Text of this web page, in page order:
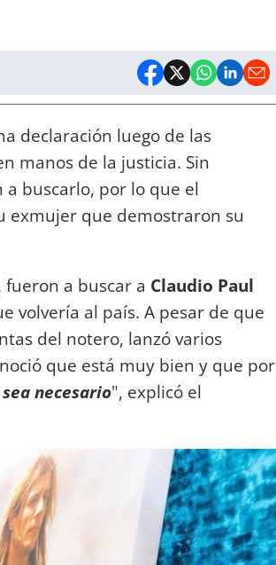
declaración luego de las
manos de la justicia. Sin
buscarlo, por lo que el
exmujer que demostraron su
fueron a buscar a Claudio Paul
volvería al país. A pesar de que
del notero, lanzó varios
que está muy bien y que por
necesario", explicó el